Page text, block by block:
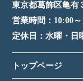
東京都葛飾区亀有
営業時間： 10:00
定休日： 水曜・日
トップページ